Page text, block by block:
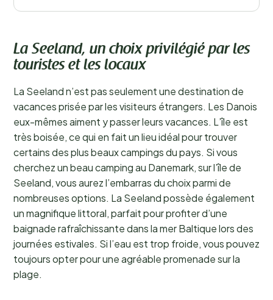
La Seeland, un choix privilégié par les
touristes et les locaux
La Seeland n’est pas seulement une destination de
vacances prisée par les visiteurs étrangers. Les Danois
eux-mêmes aiment y passer leurs vacances. L’île est
très boisée, ce qui en fait un lieu idéal pour trouver
certains des plus beaux campings du pays. Si vous
cherchez un beau camping au Danemark, sur l’île de
Seeland, vous aurez l’embarras du choix parmi de
nombreuses options. La Seeland possède également
un magnifique littoral, parfait pour profiter d’une
baignade rafraîchissante dans la mer Baltique lors des
journées estivales. Si l’eau est trop froide, vous pouvez
toujours opter pour une agréable promenade sur la
plage.